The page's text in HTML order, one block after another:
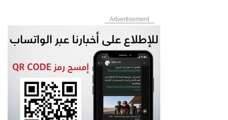
Advertisement